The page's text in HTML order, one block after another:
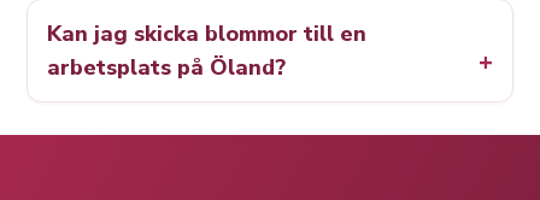
Kan jag skicka blommor till en
arbetsplats på Öland?